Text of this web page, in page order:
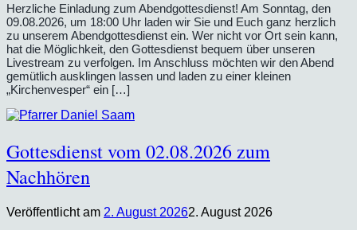
Herzliche Einladung zum Abendgottesdienst! Am Sonntag, den
09.08.2026, um 18:00 Uhr laden wir Sie und Euch ganz herzlich
zu unserem Abendgottesdienst ein. Wer nicht vor Ort sein kann,
hat die Möglichkeit, den Gottesdienst bequem über unseren
Livestream zu verfolgen. Im Anschluss möchten wir den Abend
gemütlich ausklingen lassen und laden zu einer kleinen
„Kirchenvesper“ ein […]
Gottesdienst vom 02.08.2026 zum
Nachhören
Veröffentlicht am 2. August 20262. August 2026